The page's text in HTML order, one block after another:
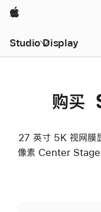
Apple
Studio Display
购买
27 英寸 5K 视网膜
像素 Center Stage